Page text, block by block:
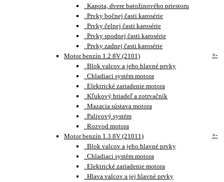
Kapota, dvere batožinového priestoru
Prvky bočnej časti karosérie
Prvky čelnej časti karosérie
Prvky spodnej časti karosérie
Prvky zadnej časti karosérie
Motor benzín 1.2 8V (2101)
+-
Blok valcov a jeho hlavné prvky
Chladiaci systém motora
Elektrické zariadenie motora
Kľukový hriadeľ a zotrvačník
Mazacia sústava motora
Palivový systém
Rozvod motora
Motor benzín 1.3 8V (21011)
+-
Blok valcov a jeho hlavné prvky
Chladiaci systém motora
Elektrické zariadenie motora
Hlava valcov a jej hlavné prvky